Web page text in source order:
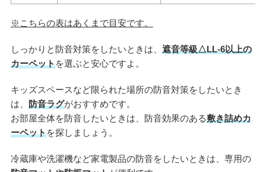
※こちらの表はあくまで目安です。
しっかりと防音対策をしたいときは、 遮音等級△LL-6以上の
カーペットを選ぶと安心ですよ。
キッズスペースなど限られた場所の防音対策をしたいとき
は、 防音ラグがおすすめです。
お部屋全体を防音したいときは、防音効果のある敷き詰めカ
ーペットを探しましょう。
冷蔵庫や洗濯機など家電製品の防音をしたいときは、専用の